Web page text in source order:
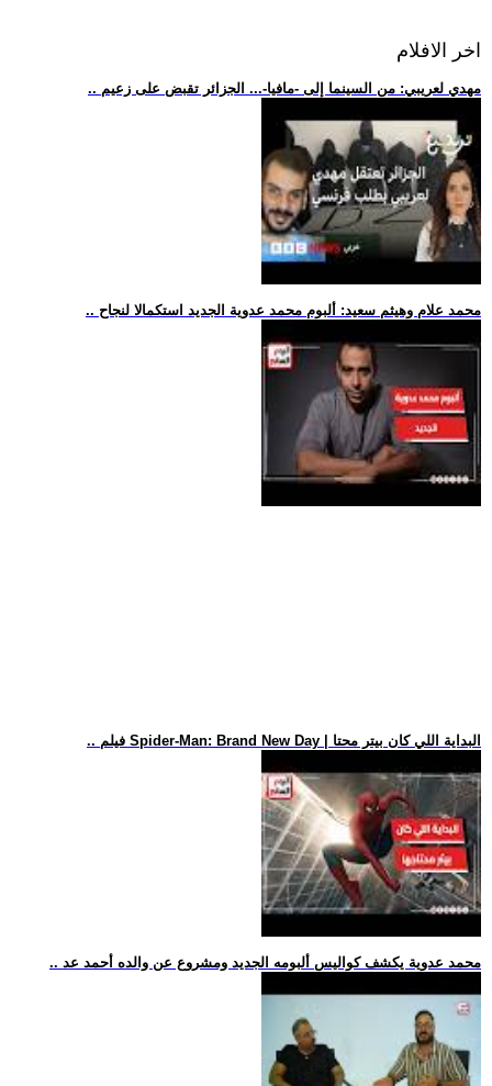
اخر الافلام
.. مهدي لعريبي: من السينما إلى -مافيا-... الجزائر تقبض على زعيم
.. محمد علام وهيثم سعيد: ألبوم محمد عدوية الجديد استكمالا لنجاح
.. فيلم Spider-Man: Brand New Day | البداية اللي كان بيتر محتا
.. محمد عدوية يكشف كواليس ألبومه الجديد ومشروع عن والده أحمد عد